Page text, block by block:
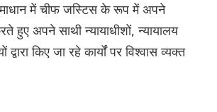
समाधान में चीफ जस्टिस के रूप में अपने
हुए अपने साथी न्यायाधीशों, न्यायालय
किए जा रहे कार्यों पर विश्वास व्यक्त